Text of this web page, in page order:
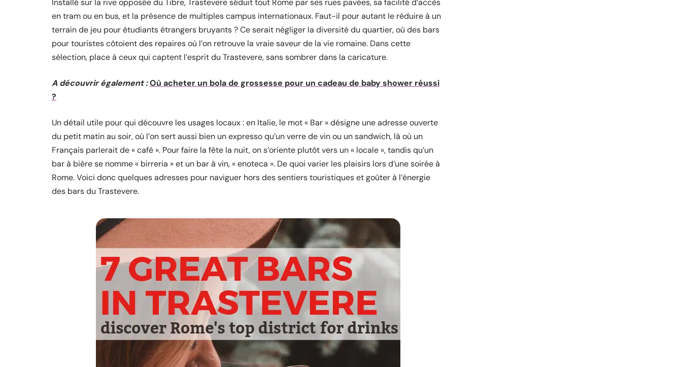
Installé sur la rive opposée du Tibre, Trastevere séduit tout Rome par ses rues pavées, sa facilité d’accès
en tram ou en bus, et la présence de multiples campus internationaux. Faut-il pour autant le réduire à un
terrain de jeu pour étudiants étrangers bruyants ? Ce serait négliger la diversité du quartier, où des bars
pour touristes côtoient des repaires où l’on retrouve la vraie saveur de la vie romaine. Dans cette
sélection, place à ceux qui captent l’esprit du Trastevere, sans sombrer dans la caricature.
A découvrir également :Où acheter un bola de grossesse pour un cadeau de baby shower réussi
?
Un détail utile pour qui découvre les usages locaux : en Italie, le mot « Bar » désigne une adresse ouverte
du petit matin au soir, où l’on sert aussi bien un expresso qu’un verre de vin ou un sandwich, là où un
Français parlerait de « café ». Pour faire la fête la nuit, on s’oriente plutôt vers un « locale », tandis qu’un
bar à bière se nomme « birreria » et un bar à vin, « enoteca ». De quoi varier les plaisirs lors d’une soirée à
Rome. Voici donc quelques adresses pour naviguer hors des sentiers touristiques et goûter à l’énergie
des bars du Trastevere.